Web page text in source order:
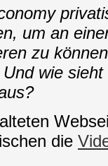
um an
zu
wie
die